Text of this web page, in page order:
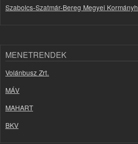
Szabolcs-Szatmár-Bereg Megyei
MENETRENDEK
Volánbusz Zrt.
MÁV
MAHART
BKV